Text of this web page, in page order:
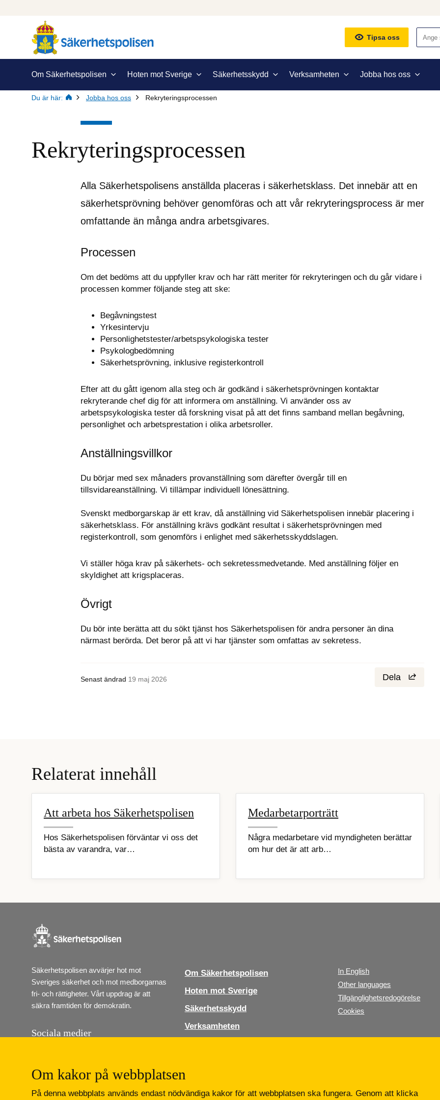
Tipsa oss
Om Säkerhetspolisen Hoten mot Sverige Säkerhetsskydd Verksamheten Jobba hos oss
Du är här: Jobba hos oss Rekryteringsprocessen
Rekryteringsprocessen
Alla Säkerhetspolisens anställda placeras i säkerhetsklass. Det innebär att en
säkerhetsprövning behöver genomföras och att vår rekryteringsprocess är mer
omfattande än många andra arbetsgivares.
Processen
Om det bedöms att du uppfyller krav och har rätt meriter för rekryteringen och du går vidare i
processen kommer följande steg att ske:
Begåvningstest
Yrkesintervju
Personlighetstester/arbetspsykologiska tester
Psykologbedömning
Säkerhetsprövning, inklusive registerkontroll
Efter att du gått igenom alla steg och är godkänd i säkerhetsprövningen kontaktar
rekryterande chef dig för att informera om anställning. Vi använder oss av
arbetspsykologiska tester då forskning visat på att det finns samband mellan begåvning,
personlighet och arbetsprestation i olika arbetsroller.
Anställningsvillkor
Du börjar med sex månaders provanställning som därefter övergår till en
tillsvidareanställning. Vi tillämpar individuell lönesättning.
Svenskt medborgarskap är ett krav, då anställning vid Säkerhetspolisen innebär placering i
säkerhetsklass. För anställning krävs godkänt resultat i säkerhetsprövningen med
registerkontroll, som genomförs i enlighet med säkerhetsskyddslagen.
Vi ställer höga krav på säkerhets- och sekretessmedvetande. Med anställning följer en
skyldighet att krigsplaceras.
Övrigt
Du bör inte berätta att du sökt tjänst hos Säkerhetspolisen för andra personer än dina
närmast berörda. Det beror på att vi har tjänster som omfattas av sekretess.
Senast ändrad 19 maj 2026 Dela
Relaterat innehåll
Att arbeta hos Säkerhetspolisen
Hos Säkerhetspolisen förväntar vi oss det
bästa av varandra, var…
Medarbetarporträtt
Några medarbetare vid myndigheten berättar
om hur det är att arb…
Säkerhetspolisen avvärjer hot mot
Sveriges säkerhet och mot medborgarnas
fri- och rättigheter. Vårt uppdrag är att
säkra framtiden för demokratin.
Sociala medier
Instagram LinkedIn Youtube
Om Säkerhetspolisen
Hoten mot Sverige
Säkerhetsskydd
Verksamheten
In English
Other languages
Tillgänglighetsredogörelse
Cookies
Om kakor på webbplatsen
På denna webbplats används endast nödvändiga kakor för att webbplatsen ska fungera. Genom att klicka